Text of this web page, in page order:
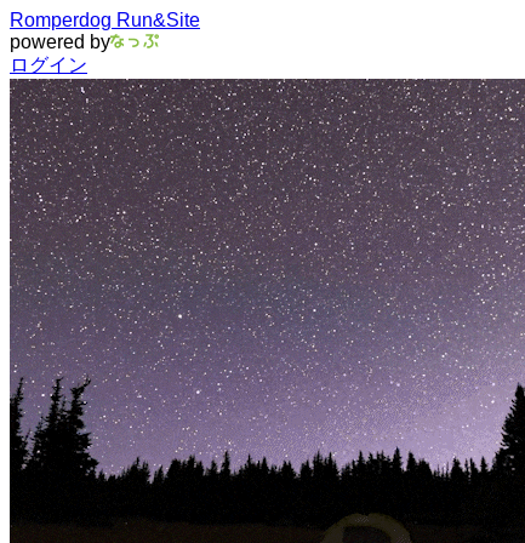
Romperdog Run&Site
powered by
ログイン